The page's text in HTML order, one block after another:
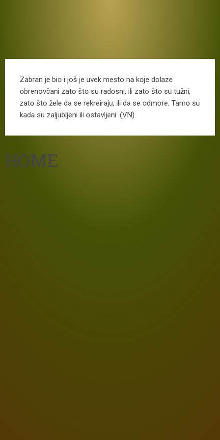
Zabran je bio i još je uvek mesto na koje dolaze
obrenovčani zato što su radosni, ili zato što su tužni,
zato što žele da se rekreiraju, ili da se odmore. Tamo su
kada su zaljubljeni ili ostavljeni. (VN)
HOME